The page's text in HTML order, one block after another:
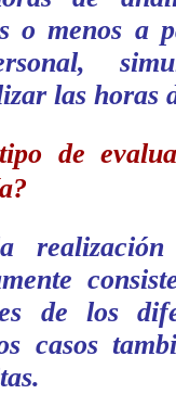
o menos a
las horas
de
de los
casos